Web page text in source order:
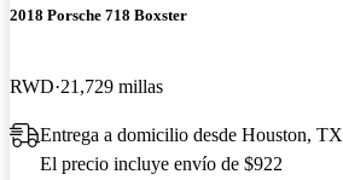
2018 Porsche 718 Boxster
RWD 21,729 millas
Entrega a domicilio desde Houston, TX
El precio incluye envío de $922